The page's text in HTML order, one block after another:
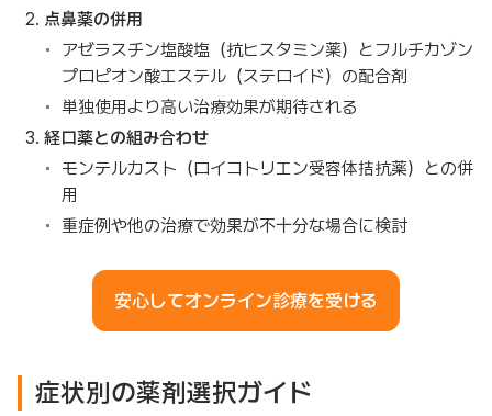
点鼻薬の併用
アゼラスチン塩酸塩（抗ヒスタミン薬）とフルチカゾン
プロピオン酸エステル（ステロイド）の配合剤
単独使用より高い治療効果が期待される
経口薬との組み合わせ
モンテルカスト（ロイコトリエン受容体拮抗薬）との併
用
重症例や他の治療で効果が不十分な場合に検討
安心してオンライン診療を受ける
症状別の薬剤選択ガイド